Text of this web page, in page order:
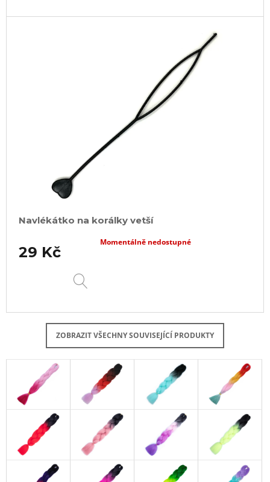
Navlékátko na korálky vetší
29 Kč
Momentálně nedostupné
ZOBRAZIT VŠECHNY SOUVISEJÍCÍ PRODUKTY